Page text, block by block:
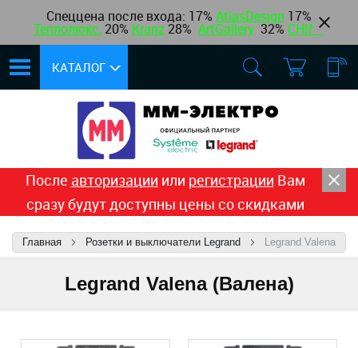
Спеццена после входа: 17% AtlasDesign 17%
Теплолюкс, 20% Kranz 28% ArtGallery 32% CHINT
КАТАЛОГ
После авторизации или регистрации Вам
сразу будут доступны цены со скидками
Главная Розетки и выключатели Legrand Legrand Valena
Legrand Valena (Валена)